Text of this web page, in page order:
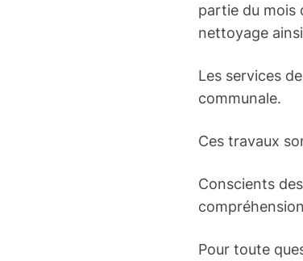
partie du mois
nettoyage
Les services
communale.
Ces travaux
Conscients
Pour toute